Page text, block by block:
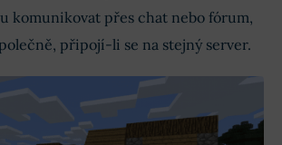
komunikovat přes chat nebo fórum,
připojí-li se na stejný server.